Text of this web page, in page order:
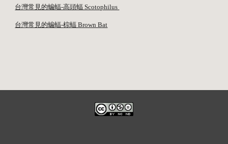
台灣常見的蝙蝠-高頭蝠 Scotophilus
台灣常見的蝙蝠-棕蝠 Brown Bat